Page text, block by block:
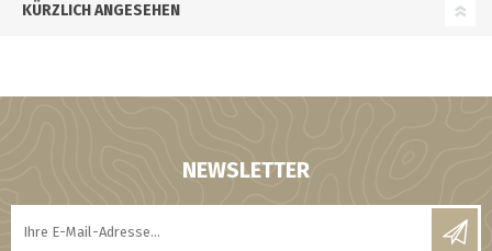
KÜRZLICH ANGESEHEN
NEWSLETTER